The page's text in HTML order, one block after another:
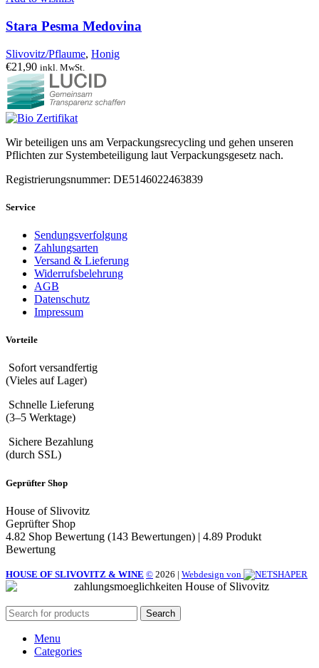
Stara Pesma Medovina
Slivovitz/Pflaume, Honig
€21,90 inkl. MwSt.
Wir beteiligen uns am Verpackungsrecycling und gehen unseren
Pflichten zur Systembeteiligung laut Verpackungsgesetz nach.
Registrierungsnummer: DE5146022463839
Service
Sendungsverfolgung
Zahlungsarten
Versand & Lieferung
Widerrufsbelehrung
AGB
Datenschutz
Impressum
Vorteile
Sofort versandfertig
(Vieles auf Lager)
Schnelle Lieferung
(3–5 Werktage)
Sichere Bezahlung
(durch SSL)
Geprüfter Shop
House of Slivovitz
Geprüfter Shop
4.82 Shop Bewertung (143 Bewertungen) | 4.89 Produkt
Bewertung
HOUSE OF SLIVOVITZ & WINE © 2026 | Webdesign von
Search
Menu
Categories